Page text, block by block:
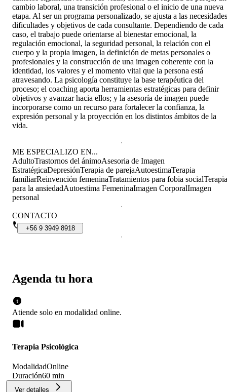
Agenda tu hora
Atiende solo en modalidad online.
Terapia Psicológica
ModalidadOnline
Duración60 min
Ver detalles
cambio laboral, una transición profesional o el inicio de una nueva
etapa. Al ser un programa personalizado, se ajusta a las
dificultades y objetivos de cada consultante. Dependiendo de cada
caso, el trabajo puede orientarse al bienestar emocional, la
regulación emocional, la seguridad personal, la relación con el
cuerpo y la propia imagen, la definición de metas personales o
profesionales y la construcción de una imagen coherente con la
identidad, los valores y el momento vital que la persona está
atravesando. La psicología constituye la base terapéutica del
proceso; el coaching aporta herramientas estratégicas para definir
objetivos y avanzar hacia ellos; y la asesoría de imagen puede
incorporarse como un recurso para fortalecer la confianza, la
expresión personal y la proyección en los distintos ámbitos de la
vida.
ME ESPECIALIZO EN...
AdultoTrastornos del ánimoAsesoria de Imagen
EstratégicaDepresiónTerapia de parejaAutoestimaTerapia
familiarReinvención femeninaTratamientos para fobia socialTerapia
para la ansiedadAutoestima FemeninaImagen CorporalImagen
personal
CONTACTO
+56 9 3949 8918